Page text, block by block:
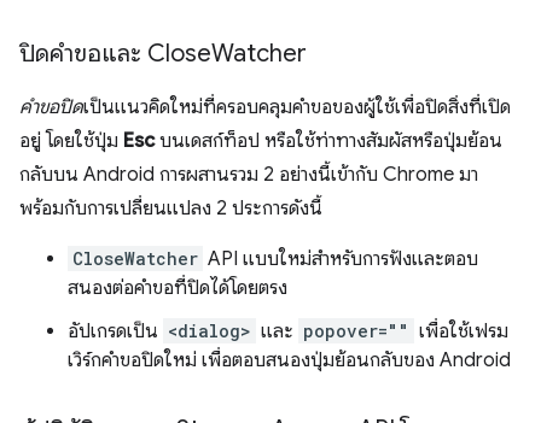
ปิดคำขอและ CloseWatcher
คำขอปิดเป็นแนวคิดใหม่ที่ครอบคลุมคำขอของผู้ใช้เพื่อปิดสิ่งที่เปิด
อยู่ โดยใช้ปุ่ม Escบนเดสก์ท็อป หรือใช้ท่าทางสัมผัสหรือปุ่มย้อน
กลับบน Android การผสานรวม 2 อย่างนี้เข้ากับ Chrome มา
พร้อมกับการเปลี่ยนแปลง 2 ประการดังนี้
CloseWatcher API แบบใหม่สำหรับการฟังและตอบ
สนองต่อคำขอที่ปิดได้โดยตรง
อัปเกรดเป็น <dialog> และ popover="" เพื่อใช้เฟรม
เวิร์กคำขอปิดใหม่ เพื่อตอบสนองปุ่มย้อนกลับของ Android